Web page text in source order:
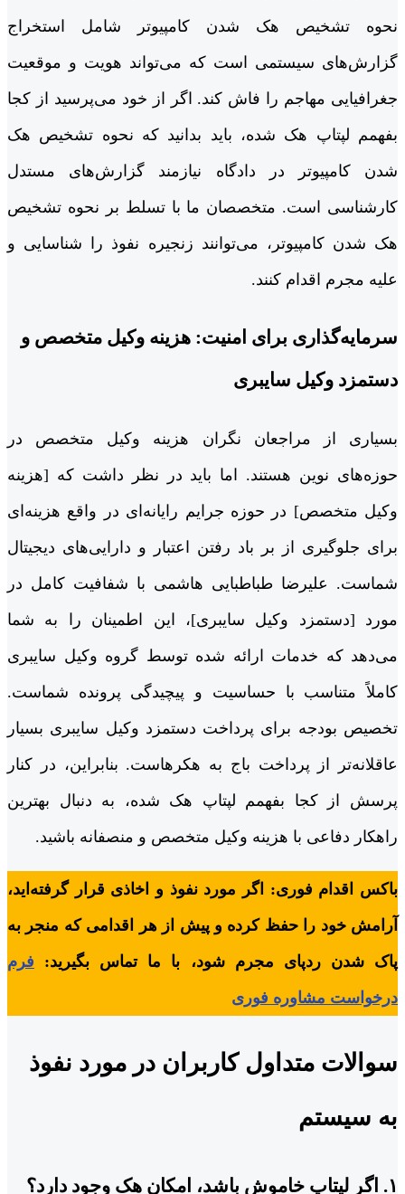
نحوه تشخیص هک شدن کامپیوتر شامل استخراج
گزارش‌های سیستمی است که می‌تواند هویت و موقعیت
جغرافیایی مهاجم را فاش کند. اگر از خود می‌پرسید از کجا
بفهمم لپتاپ هک شده، باید بدانید که نحوه تشخیص هک
شدن کامپیوتر در دادگاه نیازمند گزارش‌های مستدل
کارشناسی است. متخصصان ما با تسلط بر نحوه تشخیص
هک شدن کامپیوتر، می‌توانند زنجیره نفوذ را شناسایی و
علیه مجرم اقدام کنند.
سرمایه‌گذاری برای امنیت: هزینه وکیل متخصص و
دستمزد وکیل سایبری
بسیاری از مراجعان نگران هزینه وکیل متخصص در
حوزه‌های نوین هستند. اما باید در نظر داشت که [هزینه
وکیل متخصص] در حوزه جرایم رایانه‌ای در واقع هزینه‌ای
برای جلوگیری از بر باد رفتن اعتبار و دارایی‌های دیجیتال
شماست. علیرضا طباطبایی هاشمی با شفافیت کامل در
مورد [دستمزد وکیل سایبری]، این اطمینان را به شما
می‌دهد که خدمات ارائه شده توسط گروه وکیل سایبری
کاملاً متناسب با حساسیت و پیچیدگی پرونده شماست.
تخصیص بودجه برای پرداخت دستمزد وکیل سایبری بسیار
عاقلانه‌تر از پرداخت باج به هکرهاست. بنابراین، در کنار
پرسش از کجا بفهمم لپتاپ هک شده، به دنبال بهترین
راهکار دفاعی با هزینه وکیل متخصص و منصفانه باشید.
باکس اقدام فوری: اگر مورد نفوذ و اخاذی قرار گرفته‌اید،
آرامش خود را حفظ کرده و پیش از هر اقدامی که منجر به
پاک شدن ردپای مجرم شود، با ما تماس بگیرید: فرم
درخواست مشاوره فوری
سوالات متداول کاربران در مورد نفوذ
به سیستم
۱. اگر لپتاپ خاموش باشد، امکان هک وجود دارد؟